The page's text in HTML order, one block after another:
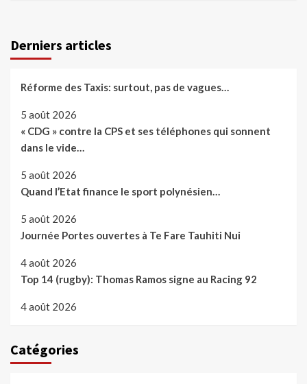
Derniers articles
Réforme des Taxis: surtout, pas de vagues…
5 août 2026
« CDG » contre la CPS et ses téléphones qui sonnent
dans le vide…
5 août 2026
Quand l’Etat finance le sport polynésien…
5 août 2026
Journée Portes ouvertes à Te Fare Tauhiti Nui
4 août 2026
Top 14 (rugby): Thomas Ramos signe au Racing 92
4 août 2026
Catégories